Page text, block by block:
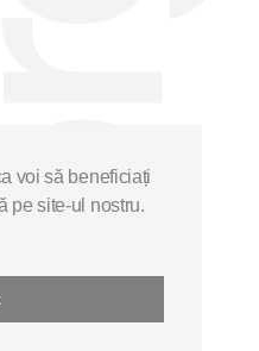
voi să beneficiați
pe site-ul nostru.